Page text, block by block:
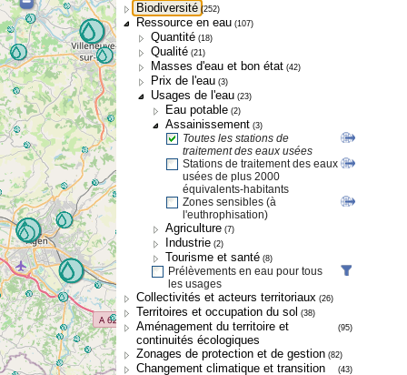
Biodiversité (252)
Ressource en eau (107)
Quantité (18)
Qualité (21)
Masses d'eau et bon état (42)
Prix de l'eau (3)
Usages de l'eau (23)
Eau potable (2)
Assainissement (3)
Toutes les stations de
traitement des eaux usées
Stations de traitement des eaux
usées de plus 2000
équivalents-habitants
Zones sensibles (à
l'euthrophisation)
Agriculture (7)
Industrie (2)
Tourisme et santé (8)
Prélèvements en eau pour tous
les usages
Collectivités et acteurs territoriaux (26)
Territoires et occupation du sol (38)
Aménagement du territoire et
continuités écologiques
(95)
Zonages de protection et de gestion (82)
Changement climatique et transition (43)